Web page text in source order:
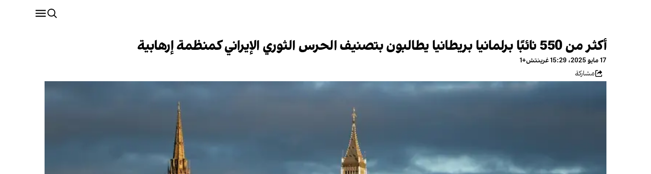
أكثر من 550 نائبًا برلمانيا بريطانيا يطالبون بتصنيف الحرس الثوري الإيراني كمنظمة إرهابية
17 مايو 2025، 15:29 غرينتش+1
مشاركة